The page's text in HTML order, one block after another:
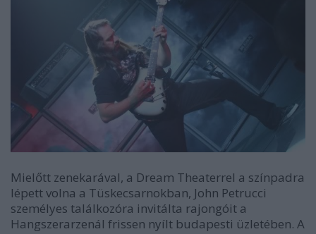
Mielőtt zenekarával, a Dream Theaterrel a színpadra
lépett volna a Tüskecsarnokban, John Petrucci
személyes találkozóra invitálta rajongóit a
Hangszerarzenál frissen nyílt budapesti üzletében. A